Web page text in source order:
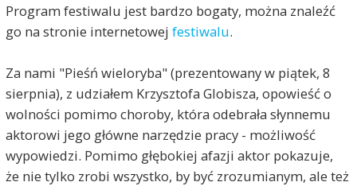
Program festiwalu jest bardzo bogaty, można znaleźć
go na stronie internetowej festiwalu.
Za nami "Pieśń wieloryba" (prezentowany w piątek, 8
sierpnia), z udziałem Krzysztofa Globisza, opowieść o
wolności pomimo choroby, która odebrała słynnemu
aktorowi jego główne narzędzie pracy - możliwość
wypowiedzi. Pomimo głębokiej afazji aktor pokazuje,
że nie tylko zrobi wszystko, by być zrozumianym, ale też